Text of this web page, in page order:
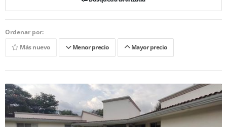
Ordenar por:
Más nuevo
Menor precio Mayor precio